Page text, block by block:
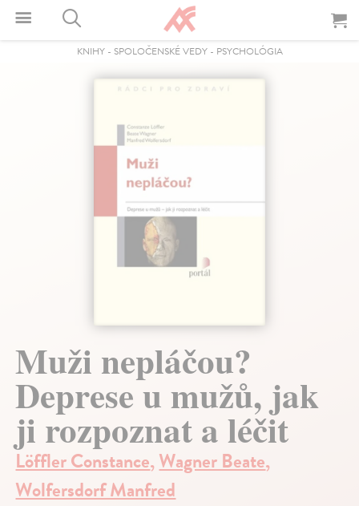
KNIHY- SPOLOČENSKÉ VEDY- PSYCHOLÓGIA
Muži nepláčou?
Deprese u mužů, jak
ji rozpoznat a léčit
Löffler Constance,Wagner Beate,
Wolfersdorf Manfred